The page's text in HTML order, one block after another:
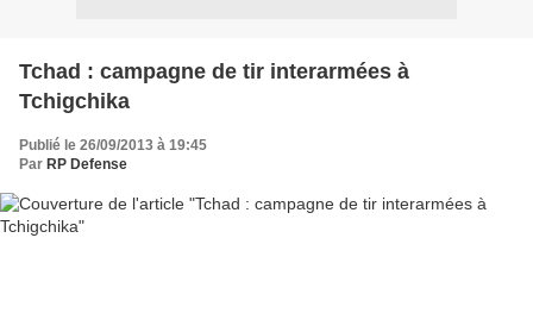
Tchad : campagne de tir interarmées à
Tchigchika
Publié le 26/09/2013 à 19:45
Par RP Defense